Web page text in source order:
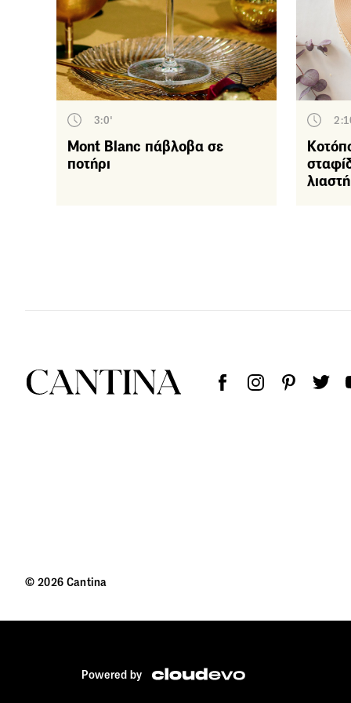
3:0'
Mont Blanc πάβλοβα σε
ποτήρι
© 2026 Cantina
Powered by